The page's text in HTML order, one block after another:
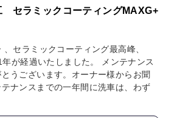
セラミックコーティングMAXG+
セラミックコーティング最高峰、
が経過いたしました。 メンテナンス
うございます。オーナー様からお聞
ナンスまでの一年間に洗車は、わず